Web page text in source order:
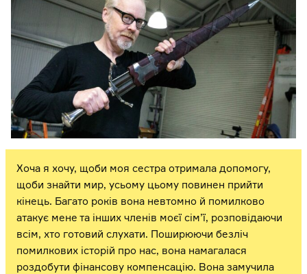
Хоча я хочу, щоби моя сестра отримала допомогу,
щоби знайти мир, усьому цьому повинен прийти
кінець. Багато років вона невтомно й помилково
атакує мене та інших членів моєї сім’ї, розповідаючи
всім, хто готовий слухати. Поширюючи безліч
помилкових історій про нас, вона намагалася
роздобути фінансову компенсацію. Вона замучила